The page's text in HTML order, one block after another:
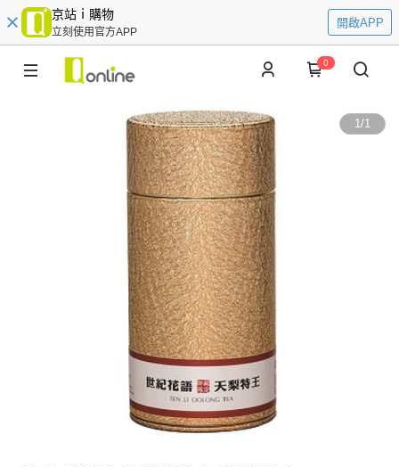
京站ｉ購物
立刻使用官方APP
開啟APP
0
1/1